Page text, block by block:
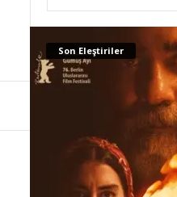
Son Eleştiriler